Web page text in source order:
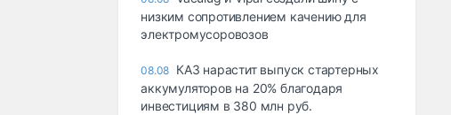
низким сопротивлением качению для
электромусоровозов
08.08 КАЗ нарастит выпуск стартерных
аккумуляторов на 20% благодаря
инвестициям в 380 млн руб.